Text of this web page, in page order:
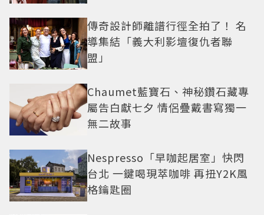
傳奇設計師離譜行徑全拍了！ 名
導集結「義大利影壇復仇者聯
盟」
Chaumet藍寶石、神秘鑽石藏專
屬告白獻七夕 情侶疊戴書寫獨一
無二故事
Nespresso「早咖起居室」快閃
台北 一鍵喝現萃咖啡 再扭Y2K風
格鑰匙圈